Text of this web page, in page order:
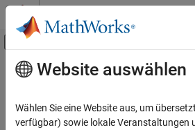
Weiter zum Inhalt
Umschaltung für Off-
Ressource
Hauptinhalt
Website auswählen
Wählen Sie eine Website aus, um
verfügbar) sowie lokale Veranstaltungen